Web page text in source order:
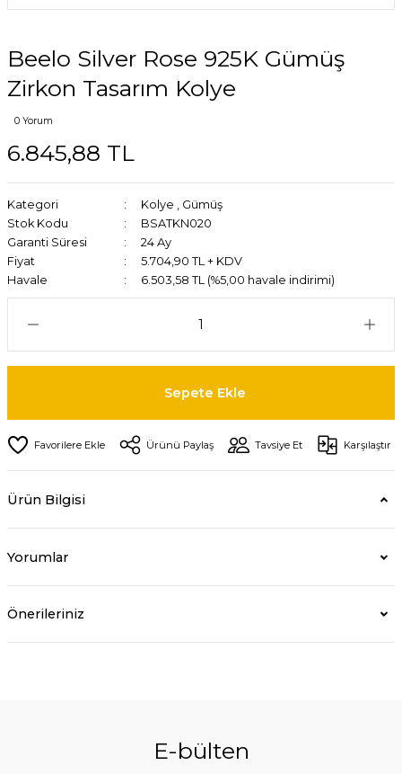
Beelo Silver Rose 925K Gümüş
Zirkon Tasarım Kolye
0 Yorum
6.845,88 TL
Kategori Kolye , Gümüş
Stok Kodu
BSATKN020
Garanti Süresi
24 Ay
Fiyat
5.704,90 TL + KDV
Havale
6.503,58 TL (%5,00 havale indirimi)
Sepete Ekle
Ürünü Paylaş Tavsiye Et Karşılaştır
Ürün Bilgisi
Yorumlar
Önerileriniz
E-bülten